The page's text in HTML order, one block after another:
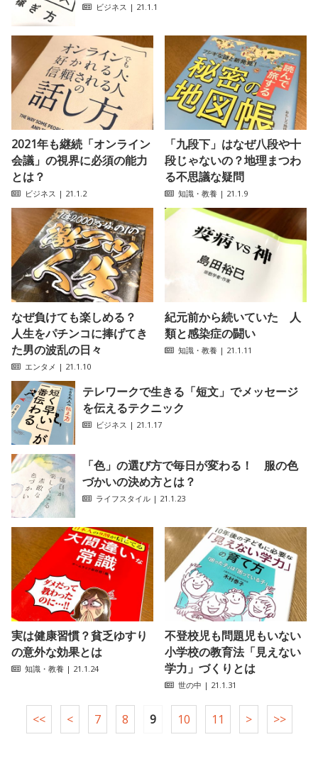
ビジネス | 21.1.1
2021年も継続「オンライン
会議」の視界に必須の能力
とは？
ビジネス | 21.1.2
「九段下」はなぜ八段や十
段じゃないの？地理まつわ
る不思議な疑問
知識・教養 | 21.1.9
なぜ負けても楽しめる？
人生をパチンコに捧げてき
た男の波乱の日々
エンタメ | 21.1.10
紀元前から続いていた 人
類と感染症の闘い
知識・教養 | 21.1.11
テレワークで生きる「短文」でメッセージ
を伝えるテクニック
ビジネス | 21.1.17
「色」の選び方で毎日が変わる！ 服の色
づかいの決め方とは？
ライフスタイル | 21.1.23
実は健康習慣？貧乏ゆすり
の意外な効果とは
知識・教養 | 21.1.24
不登校児も問題児もいない
小学校の教育法「見えない
学力」づくりとは
世の中 | 21.1.31
<< < 7 8 9 10 11 > >>